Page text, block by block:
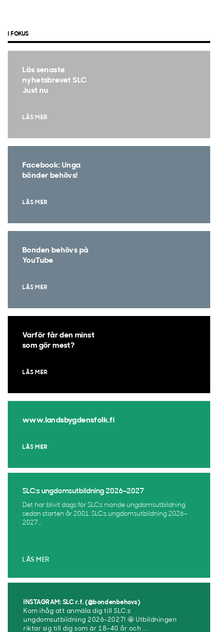
I FOKUS
Läs senaste
nyhetsbrevet SLC
Just nu
LÄS MER
Facebook: Unga
bönder behövs!
LÄS MER
Bonden behövs på
YouTube
LÄS MER
Varför får den minst
som gör mest?
LÄS MER
www.landsbygdensfolk.fi
LÄS MER
SLC:s ungdomsutbildning 2026–2027
Det har blivit dags för SLC:s nionde ungdomsutbildning
sedan starten år 2001. SLC:s ungdomsutbildning 2026–
2027...
LÄS MER
INSTAGRAM: SLC r.f. (@bondenbehovs)
Kom ihåg att anmäla dig till SLC:s
ungdomsutbildning 2026-2027! 🤩 Utbildningen
riktar sig till dig som är 18–40 år och ...